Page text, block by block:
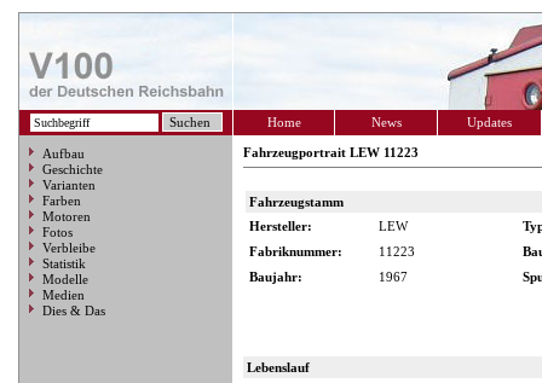
Home News Updates
Aufbau
Geschichte
Varianten
Farben
Motoren
Fotos
Verbleibe
Statistik
Modelle
Medien
Dies & Das
Fahrzeugportrait LEW 11223
Fahrzeugstamm
Hersteller:
LEW
Fabriknummer:
11223
Baujahr:
1967
Lebenslauf